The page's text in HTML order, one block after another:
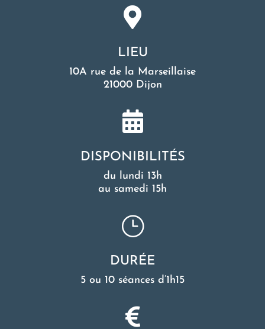

LIEU
10A rue de la Marseillaise
21000 Dijon

DISPONIBILITÉS
du lundi 13h
au samedi 15h
}
DURÉE
5 ou 10 séances d’1h15
